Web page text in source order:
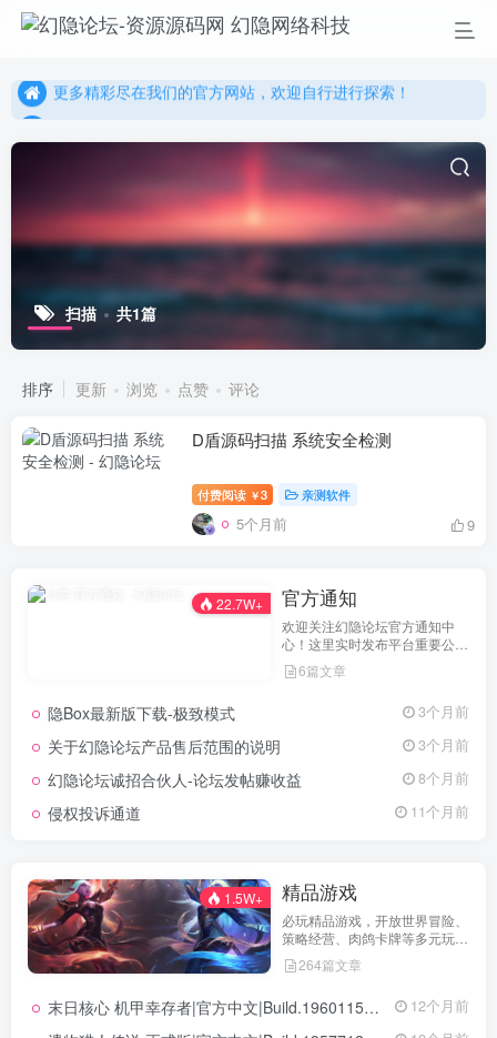
幻隐网络科技，感谢您的加入以及使用我们的系统！
幻隐网络科技，感谢您的加入以及使用我们的系统！
扫描 共1篇
排序 更新 浏览 点赞 评论
D盾源码扫描 系统安全检测
付费阅读 ￥3 亲测软件
5个月前 9
22.7W+ 官方通知
欢迎关注幻隐论坛官方通知中
心！这里实时发布平台重要公
告、活动规则、功能更新、安全
提醒及用户权益说明，确保每位
们坚持公开透明，通过权威通知
坛获得更优质、安全的使用体
验！立即查看，不错过关键信
息！
6篇文章
隐Box最新版下载-极致模式 3个月前
关于幻隐论坛产品售后范围的说明 3个月前
幻隐论坛诚招合伙人-论坛发帖赚收益 8个月前
侵权投诉通道 11个月前
1.5W+ 精品游戏
必玩精品游戏，开放世界冒险、
策略经营、肉鸽卡牌等多元玩
法，满足不同玩家的喜好 。
264篇文章
末日核心 机甲幸存者|官方中文|Build.19601158|解压即撸| 12个月前